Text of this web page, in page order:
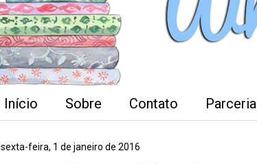
Início Sobre Contato Parceria
sexta-feira, 1 de janeiro de 2016